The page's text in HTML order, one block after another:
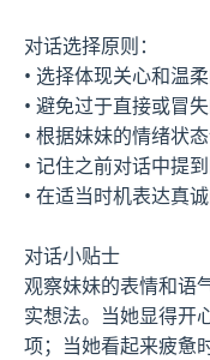
对话选择原则：
• 选择体现关心和温
• 避免过于直接或冒
• 根据妹妹的情绪状
• 记住之前对话中提
• 在适当时机表达真
对话小贴士
观察妹妹的表情和语
实想法。当她显得开
项；当她看起来疲惫